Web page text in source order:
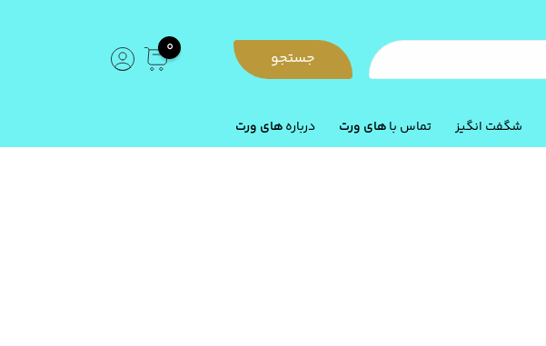
جستجو 0
شگفت انگیز تماس باهای ورت دربارههای ورت